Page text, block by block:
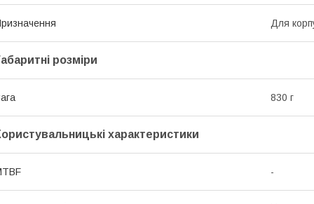
Для
розміри
830 г
характеристики
-